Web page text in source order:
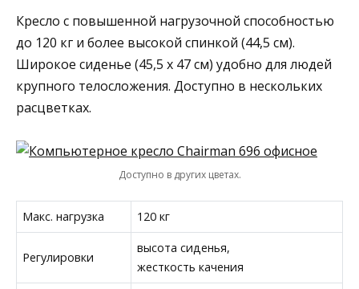
Кресло с повышенной нагрузочной способностью
до 120 кг и более высокой спинкой (44,5 см).
Широкое сиденье (45,5 x 47 см) удобно для людей
крупного телосложения. Доступно в нескольких
расцветках.
Доступно в других цветах.
Макс. нагрузка 120 кг
Регулировки
высота сиденья,
жесткость качения